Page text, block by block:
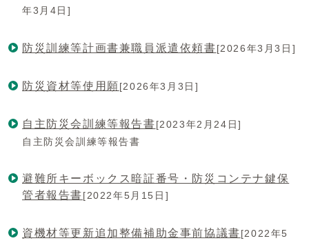
年3月4日]
防災訓練等計画書兼職員派遣依頼書[2026年3月3日]
防災資材等使用願[2026年3月3日]
自主防災会訓練等報告書[2023年2月24日]
自主防災会訓練等報告書
避難所キーボックス暗証番号・防災コンテナ鍵保
管者報告書[2022年5月15日]
資機材等更新追加整備補助金事前協議書[2022年5